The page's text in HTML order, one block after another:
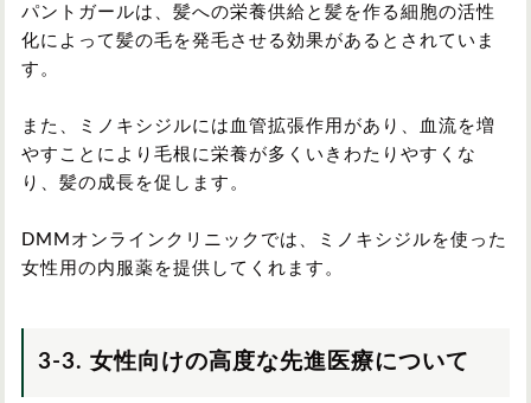
パントガールは、髪への栄養供給と髪を作る細胞の活性
化によって髪の毛を発毛させる効果があるとされていま
す。
また、ミノキシジルには血管拡張作用があり、血流を増
やすことにより毛根に栄養が多くいきわたりやすくな
り、髪の成長を促します。
DMMオンラインクリニックでは、ミノキシジルを使った
女性用の内服薬を提供してくれます。
3-3. 女性向けの高度な先進医療について